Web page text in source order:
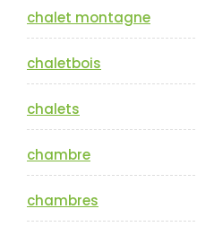
chalet montagne
chaletbois
chalets
chambre
chambres